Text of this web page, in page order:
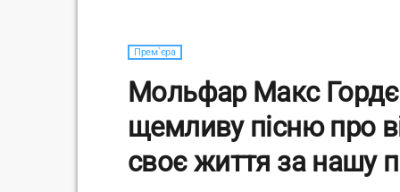
Прем`єра
Мольфар Макс
щемливу пісню про
своє життя за нашу